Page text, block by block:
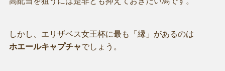
しかし、エリザベス女王杯に最も「縁」があるのは
ホエールキャプチャでしょう。